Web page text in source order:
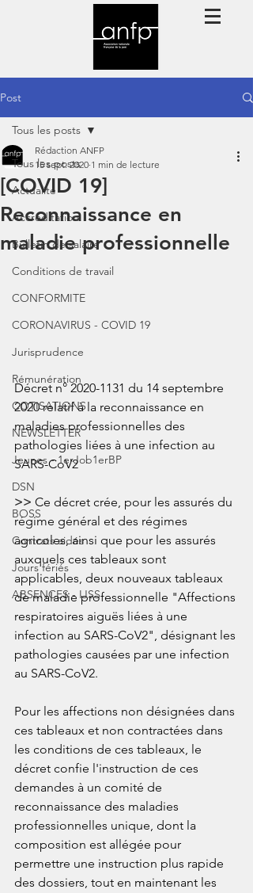
Post
Tous les posts
Actualité
Accréditation
Bulletin de salaire
Conditions de travail
CONFORMITE
CORONAVIRUS - COVID 19
Jurisprudence
Rémunération
COTISATIONS
NEWSLETTER
Jeunes - 1erJob1erBP
DSN
BOSS
Contrats aidés
Jours fériés
ABSENCES - IJSS
Tous les posts
[COVID 19]
Reconnaissance en
maladie professionnelle
Rédaction ANFP
15 sept. 2020 1 min de lecture
Décret n° 2020-1131 du 14 septembre
2020 relatif à la reconnaissance en
maladies professionnelles des
pathologies liées à une infection au
SARS-CoV2
>> Ce décret crée, pour les assurés du
régime général et des régimes
agricoles, ainsi que pour les assurés
auxquels ces tableaux sont
applicables, deux nouveaux tableaux
de maladie professionnelle "Affections
respiratoires aiguës liées à une
infection au SARS-CoV2", désignant les
pathologies causées par une infection
au SARS-CoV2.
Pour les affections non désignées dans
ces tableaux et non contractées dans
les conditions de ces tableaux, le
décret confie l'instruction de ces
demandes à un comité de
reconnaissance des maladies
professionnelles unique, dont la
composition est allégée pour
permettre une instruction plus rapide
des dossiers, tout en maintenant les